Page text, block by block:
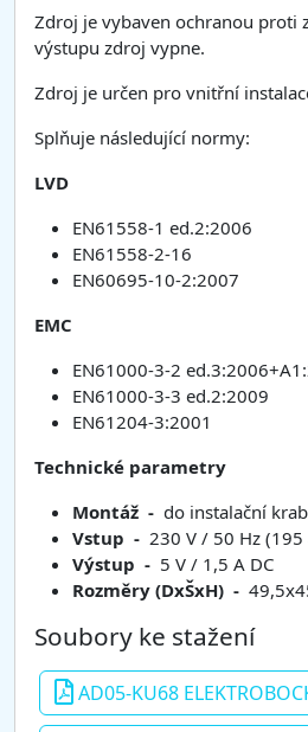
Zdroj je vybaven ochranou proti
výstupu zdroj vypne.
Zdroj je určen pro vnitřní
Splňuje následující normy:
LVD
EN61558-1 ed.2:2006
EN61558-2-16
EN60695-10-2:2007
EMC
EN61000-3-2
EN61000-3-3 ed.2:2009
EN61204-3:2001
Technické parametry
Montáž - do instalační
Vstup - 230 V / 50 Hz (195
Výstup - 5 V / 1,5 A DC
Rozměry (DxŠxH) -
Soubory ke stažení
AD05-KU68